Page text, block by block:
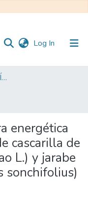
Log In (current)
FACULTAD DE INGENIERÍA QUÍMICA Y METALURGIA
energética
cascarilla de
L.) y jarabe
sonchifolius)